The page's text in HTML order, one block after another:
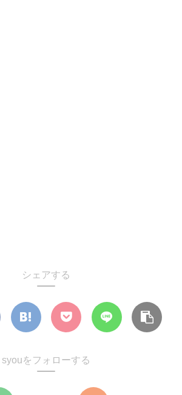
シェアする
syouをフォローする